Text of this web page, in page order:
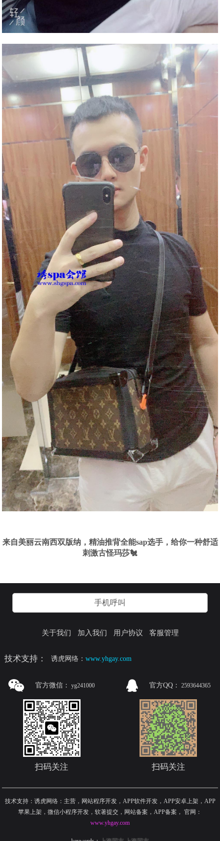
来自美丽云南西双版纳，精油推背全能sap选手，给你一种舒适
刺激古怪玛莎🐔
手机呼叫
关于我们 加入我们 用户协议 客服管理
技术支持： 诱虎网络：www.yhgay.com
官方微信： yg241000
扫码关注
官方QQ： 2593644365
扫码关注
技术支持：诱虎网络：主营，网站程序开发，APP软件开发，APP安卓上架，APP
苹果上架，微信小程序开发，软著提交，网站备案，APP备案 ， 官网：
www.yhgay.com